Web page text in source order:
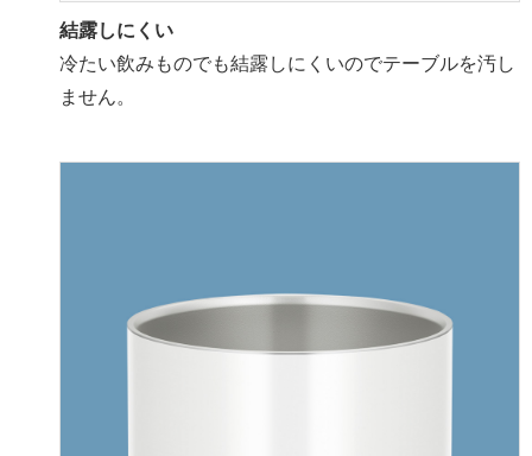
結露しにくい
冷たい飲みものでも結露しにくいのでテーブルを汚し
ません。